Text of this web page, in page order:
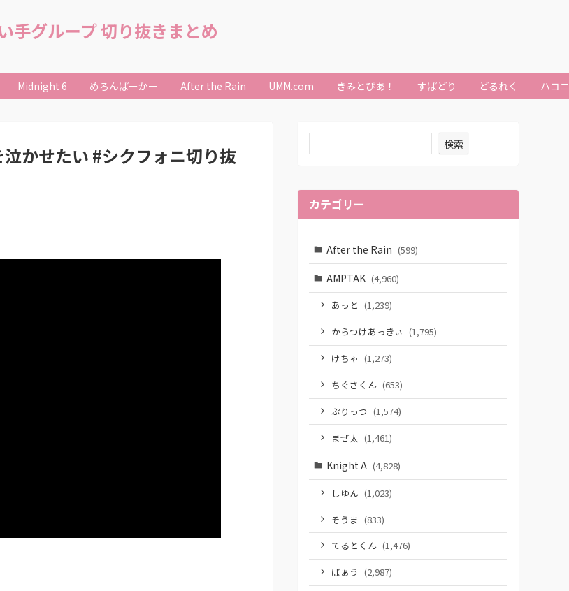
手グループ 切り抜きまとめ
Midnight 6 めろんぱーかー After the Rain UMM.com きみとぴあ！ すぱどり どるれく ハコ
泣かせたい #シクフォニ切り抜
検索
カテゴリー
After the Rain (599)
AMPTAK (4,960)
あっと (1,239)
からつけあっきぃ (1,795)
けちゃ (1,273)
ちぐさくん (653)
ぷりっつ (1,574)
まぜ太 (1,461)
Knight A (4,828)
しゆん (1,023)
そうま (833)
てるとくん (1,476)
ばぁう (2,987)